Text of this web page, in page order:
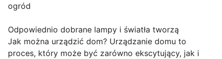
ogród
Odpowiednio dobrane lampy i światła tworzą
Jak można urządzić dom? Urządzanie domu to
proces, który może być zarówno ekscytujący, jak i